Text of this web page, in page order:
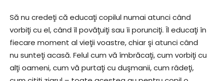
Să nu credeţi că educaţi copilul numai atunci când
vorbiţi cu el, când îl povăţuiţi sau îi porunciţi. Îl educaţi în
fiecare moment al vieţii voastre, chiar şi atunci când
nu sunteţi acasă. Felul cum vă îmbrăcaţi, cum vorbiţi cu
alţi oameni, cum vă purtaţi cu duşmanii, cum râdeţi,